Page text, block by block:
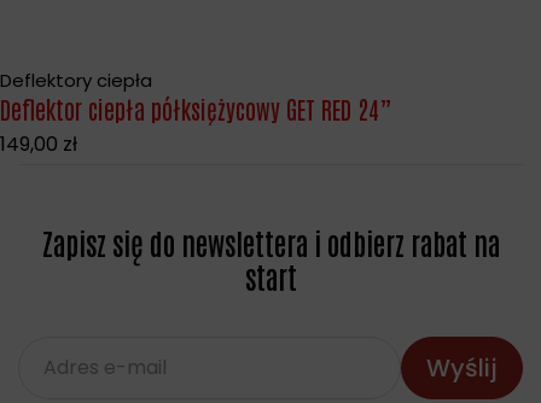
Deflektory ciepła
Deflektor ciepła półksiężycowy GET RED 24”
149,00 zł
Zapisz się do newslettera i odbierz rabat na
start